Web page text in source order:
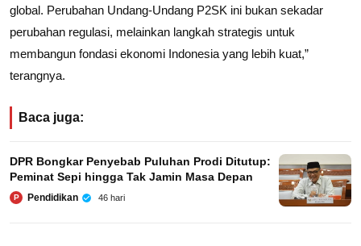
global. Perubahan Undang-Undang P2SK ini bukan sekadar
perubahan regulasi, melainkan langkah strategis untuk
membangun fondasi ekonomi Indonesia yang lebih kuat,”
terangnya.
Baca juga:
DPR Bongkar Penyebab Puluhan Prodi Ditutup:
Peminat Sepi hingga Tak Jamin Masa Depan
P Pendidikan 46 hari